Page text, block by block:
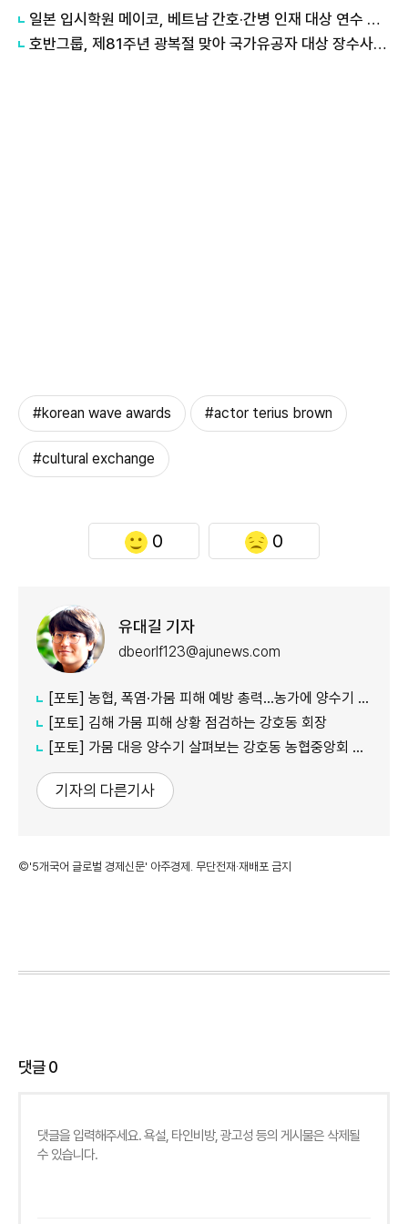
일본 입시학원 메이코, 베트남 간호·간병 인재 대상 연수 위탁 수주
호반그룹, 제81주년 광복절 맞아 국가유공자 대상 장수사진 촬영 봉사
#korean wave awards #actor terius brown
#cultural exchange
0 0
유대길 기자
dbeorlf123@ajunews.com
[포토] 농협, 폭염·가뭄 피해 예방 총력…농가에 양수기 지원
[포토] 김해 가뭄 피해 상황 점검하는 강호동 회장
[포토] 가뭄 대응 양수기 살펴보는 강호동 농협중앙회 회장
기자의 다른기사
©'5개국어 글로벌 경제신문' 아주경제. 무단전재·재배포 금지
댓글0